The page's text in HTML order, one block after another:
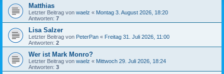
Matthias
Letzter Beitrag von waelz « Montag 3. August 2026, 18:20
Antworten: 7
Lisa Salzer
Letzter Beitrag von PeterPan « Freitag 31. Juli 2026, 11:00
Antworten: 2
Wer ist Mark Monro?
Letzter Beitrag von waelz « Mittwoch 29. Juli 2026, 18:24
Antworten: 3